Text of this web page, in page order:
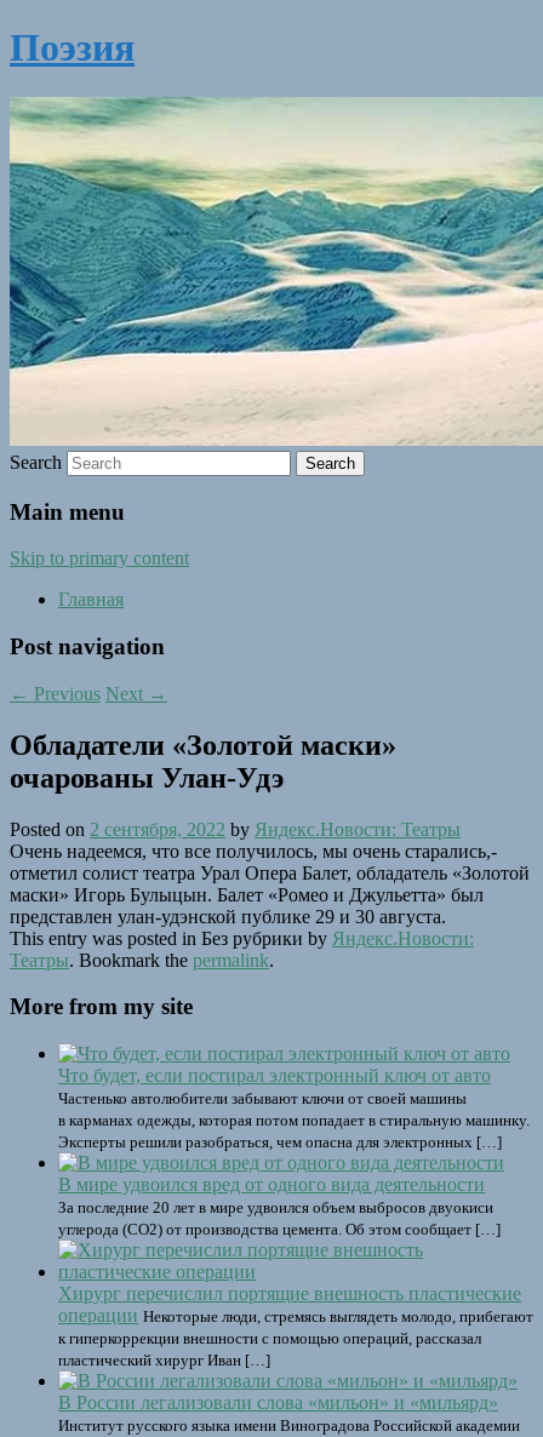
Поэзия
Search
Main menu
Skip to primary content
Главная
Post navigation
← Previous Next →
Обладатели «Золотой маски»
очарованы Улан-Удэ
Posted on 2 сентября, 2022 by Яндекс.Новости: Театры
Очень надеемся, что все получилось, мы очень старались,-
отметил солист театра Урал Опера Балет, обладатель «Золотой
маски» Игорь Булыцын. Балет «Ромео и Джульетта» был
представлен улан-удэнской публике 29 и 30 августа.
This entry was posted in Без рубрики by Яндекс.Новости:
Театры. Bookmark the permalink.
More from my site
Что будет, если постирал электронный ключ от авто
Частенько автолюбители забывают ключи от своей машины
в карманах одежды, которая потом попадает в стиральную машинку.
Эксперты решили разобраться, чем опасна для электронных […]
В мире удвоился вред от одного вида деятельности
За последние 20 лет в мире удвоился объем выбросов двуокиси
углерода (CO2) от производства цемента. Об этом сообщает […]
Хирург перечислил портящие внешность пластические
операции Некоторые люди, стремясь выглядеть молодо, прибегают
к гиперкоррекции внешности с помощью операций, рассказал
пластический хирург Иван […]
В России легализовали слова «мильон» и «мильярд»
Институт русского языка имени Виноградова Российской академии